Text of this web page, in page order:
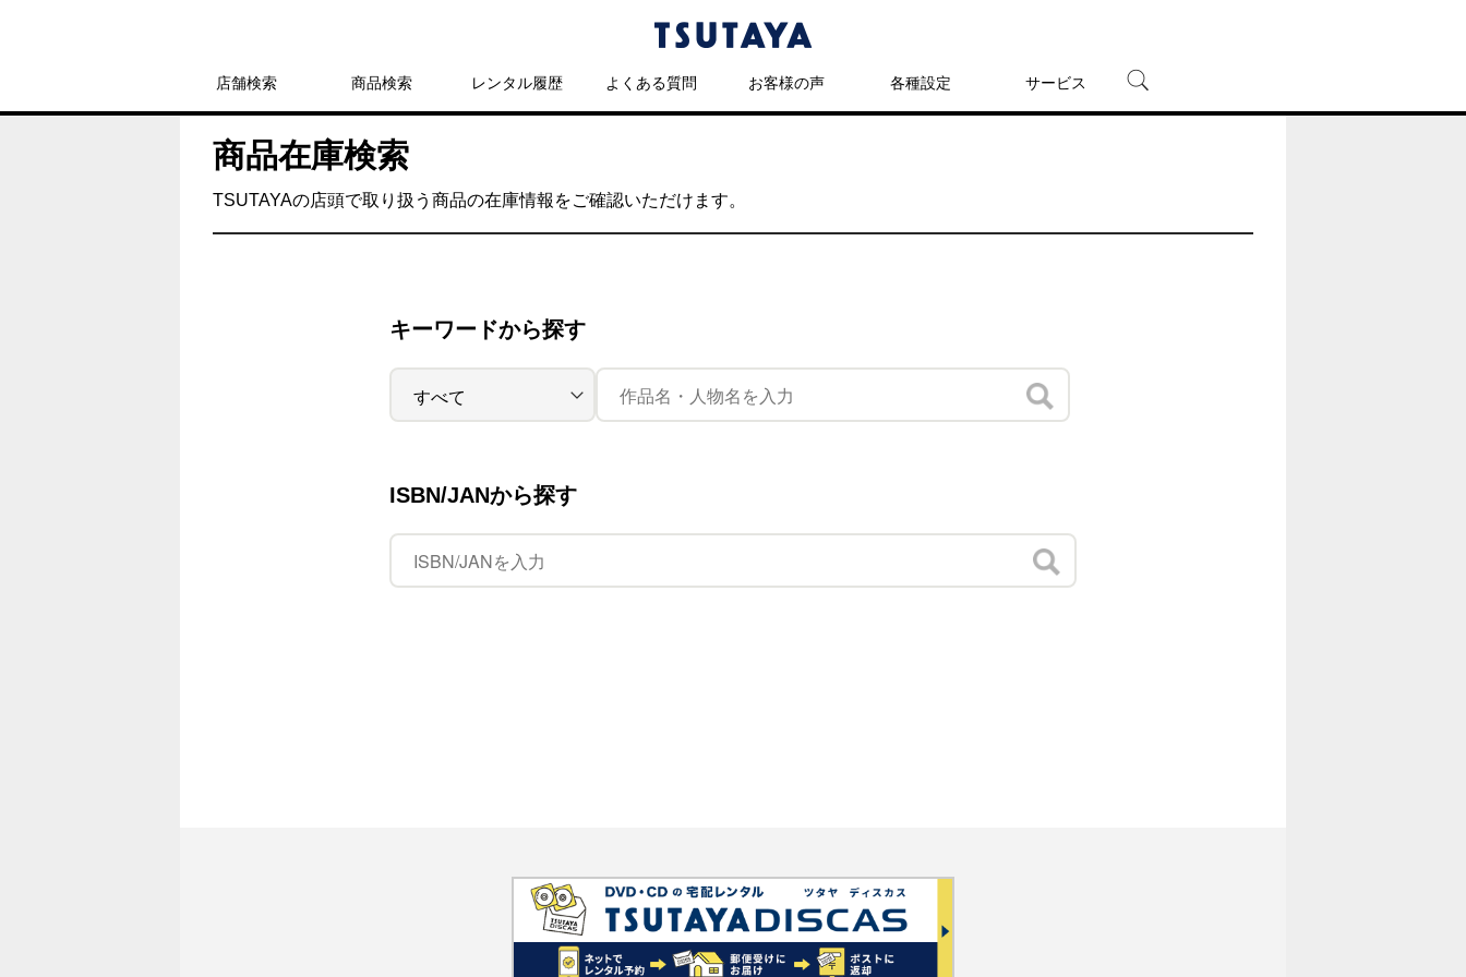
店舗検索 商品検索 レンタル履歴 よくある質問 お客様の声 各種設定 サービス
蔦屋書店
商品在庫検索
TSUTAYAの店頭で取り扱う商品の在庫情報をご確認いただけます。
キーワードから探す
ISBN/JANから探す